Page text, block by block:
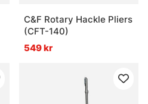
C&F Rotary Hackle Pliers
(CFT-140)
549 kr